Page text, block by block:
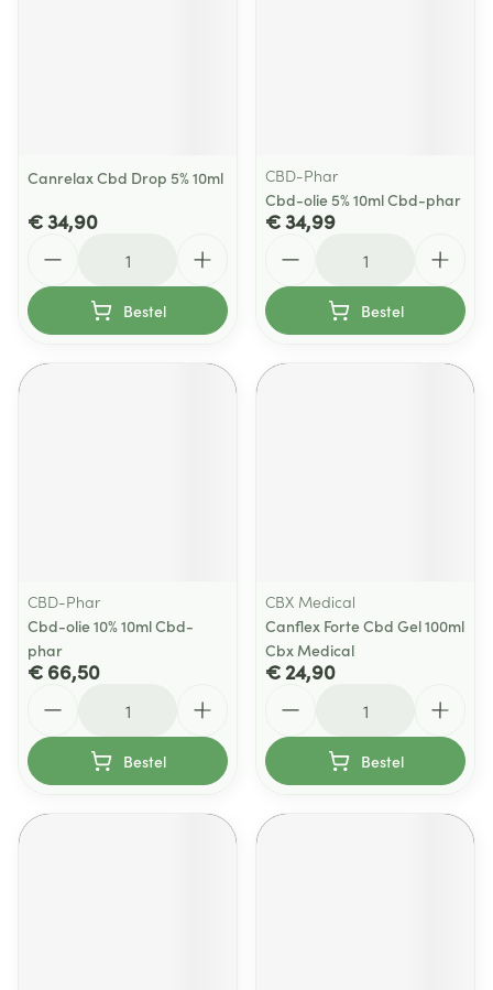
Canrelax Cbd Drop 5% 10ml
€ 34,90
Bestel
CBD-Phar
Cbd-olie 5% 10ml Cbd-phar
€ 34,99
Bestel
CBD-Phar
Cbd-olie 10% 10ml Cbd-
phar
€ 66,50
Bestel
CBX Medical
Canflex Forte Cbd Gel 100ml
Cbx Medical
€ 24,90
Bestel